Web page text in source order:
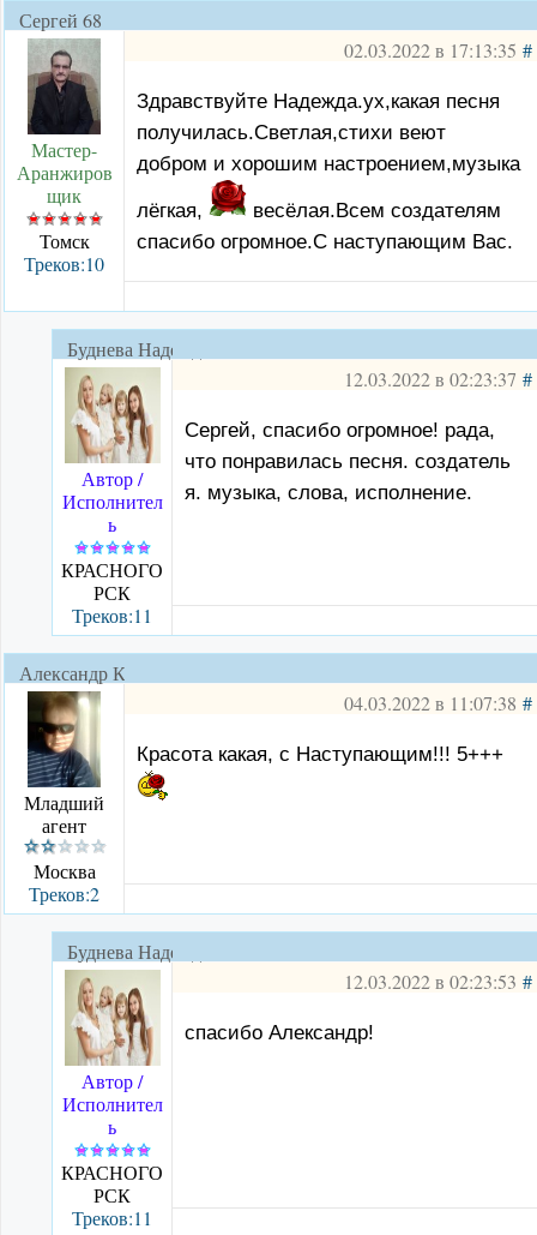
Сергей 68
02.03.2022 в 17:13:35 #
Мастер-
Аранжиров
щик
Томск
Треков:10
Здравствуйте Надежда.ух,какая песня
получилась.Светлая,стихи веют
добром и хорошим настроением,музыка
лёгкая,
весёлая.Всем создателям
спасибо огромное.С наступающим Вас.
Буднева Надежда
12.03.2022 в 02:23:37 #
Автор /
Исполнител
ь
КРАСНОГО
РСК
Треков:11
Сергей, спасибо огромное! рада,
что понравилась песня. создатель
я. музыка, слова, исполнение.
Александр Климов
04.03.2022 в 11:07:38 #
Младший
агент
Москва
Треков:2
Красота какая, с Наступающим!!! 5+++
Буднева Надежда
12.03.2022 в 02:23:53 #
Автор /
Исполнител
ь
КРАСНОГО
РСК
Треков:11
спасибо Александр!